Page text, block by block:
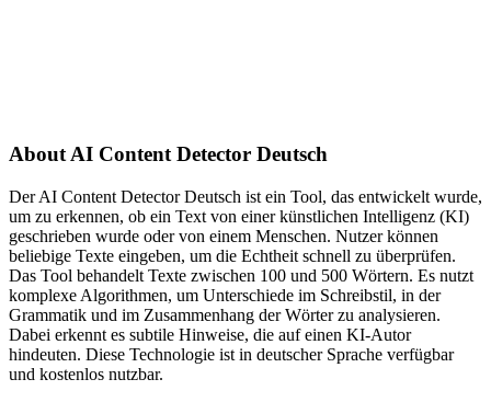
About AI Content Detector Deutsch
Der AI Content Detector Deutsch ist ein Tool, das entwickelt wurde,
um zu erkennen, ob ein Text von einer künstlichen Intelligenz (KI)
geschrieben wurde oder von einem Menschen. Nutzer können
beliebige Texte eingeben, um die Echtheit schnell zu überprüfen.
Das Tool behandelt Texte zwischen 100 und 500 Wörtern. Es nutzt
komplexe Algorithmen, um Unterschiede im Schreibstil, in der
Grammatik und im Zusammenhang der Wörter zu analysieren.
Dabei erkennt es subtile Hinweise, die auf einen KI-Autor
hindeuten. Diese Technologie ist in deutscher Sprache verfügbar
und kostenlos nutzbar.